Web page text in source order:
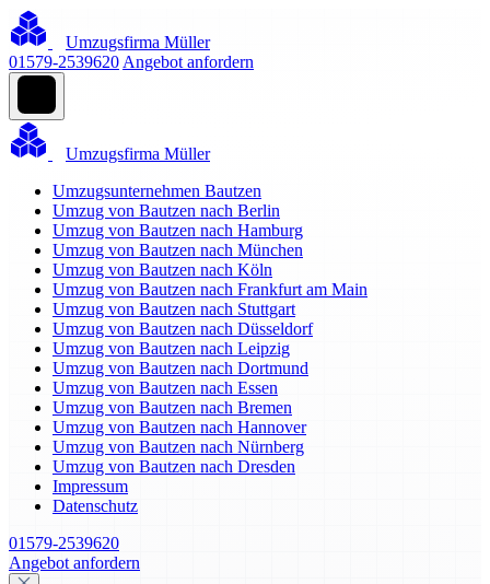
Umzugsfirma Müller
01579-2539620 Angebot anfordern
Umzugsfirma Müller
Umzugsunternehmen Bautzen
Umzug von Bautzen nach Berlin
Umzug von Bautzen nach Hamburg
Umzug von Bautzen nach München
Umzug von Bautzen nach Köln
Umzug von Bautzen nach Frankfurt am Main
Umzug von Bautzen nach Stuttgart
Umzug von Bautzen nach Düsseldorf
Umzug von Bautzen nach Leipzig
Umzug von Bautzen nach Dortmund
Umzug von Bautzen nach Essen
Umzug von Bautzen nach Bremen
Umzug von Bautzen nach Hannover
Umzug von Bautzen nach Nürnberg
Umzug von Bautzen nach Dresden
Impressum
Datenschutz
01579-2539620
Angebot anfordern